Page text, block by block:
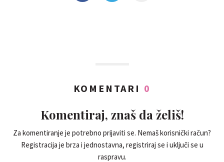
KOMENTARI 0
Komentiraj, znaš da želiš!
Za komentiranje je potrebno prijaviti se. Nemaš korisnički račun?
Registracija je brza i jednostavna, registriraj se i uključi se u
raspravu.